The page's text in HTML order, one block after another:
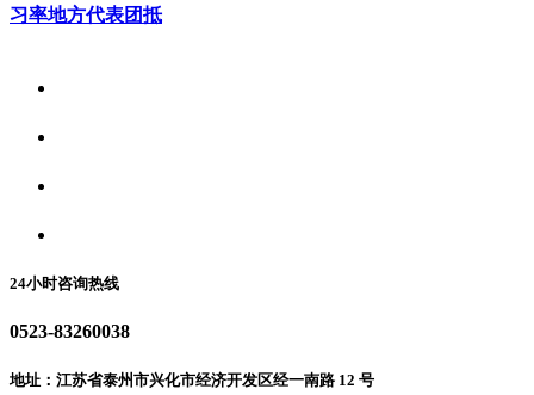
习率地方代表团抵
24小时咨询热线
0523-83260038
地址：江苏省泰州市兴化市经济开发区经一南路 12 号